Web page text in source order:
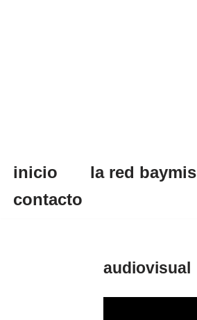
inicio la red baymis
contacto
audiovisual